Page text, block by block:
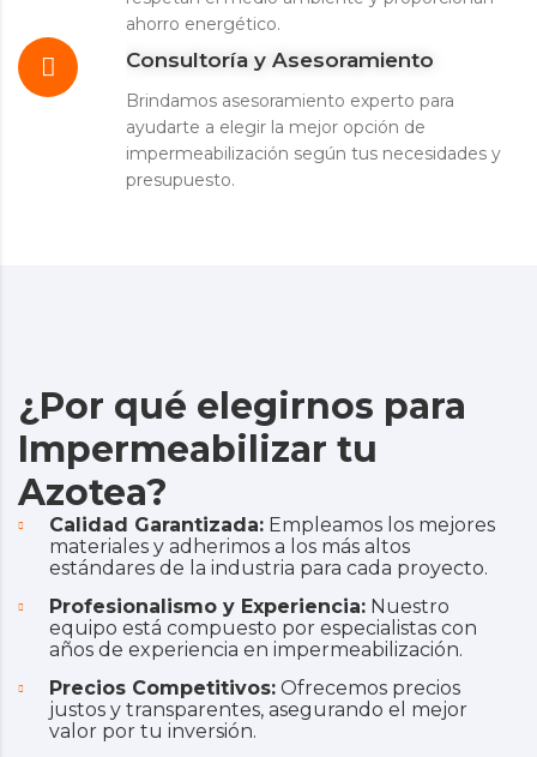
ahorro energético.
Consultoría y Asesoramiento
Brindamos asesoramiento experto para
ayudarte a elegir la mejor opción de
impermeabilización según tus necesidades y
presupuesto.
¿Por qué elegirnos para
Impermeabilizar tu
Azotea?
Calidad Garantizada: Empleamos los mejores
materiales y adherimos a los más altos
estándares de la industria para cada proyecto.
Profesionalismo y Experiencia: Nuestro
equipo está compuesto por especialistas con
años de experiencia en impermeabilización.
Precios Competitivos: Ofrecemos precios
justos y transparentes, asegurando el mejor
valor por tu inversión.